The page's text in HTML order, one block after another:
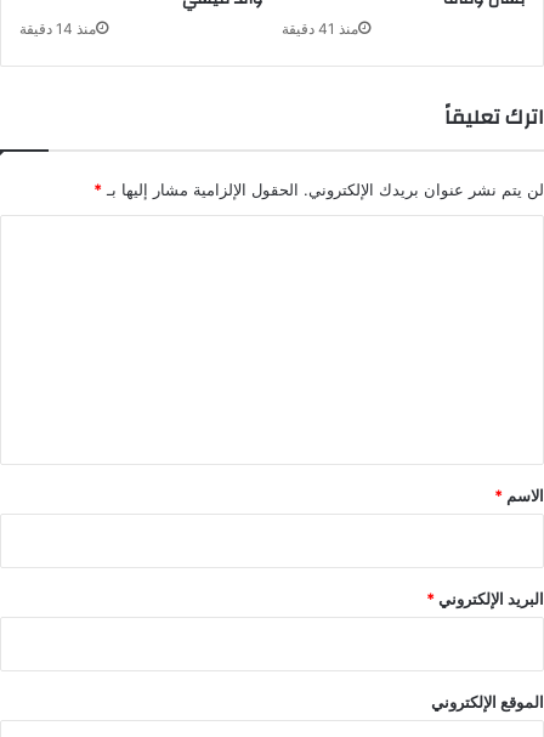
منذ 14 دقيقة منذ 41 دقيقة
اترك تعليقاً
لن يتم نشر عنوان بريدك الإلكتروني. الحقول الإلزامية مشار إليها بـ *
*
الاسم *
البريد الإلكتروني*
الموقع الإلكتروني